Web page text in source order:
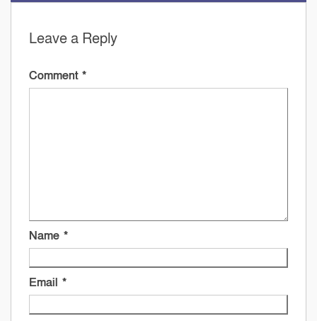
Leave a Reply
Comment *
Name *
Email *